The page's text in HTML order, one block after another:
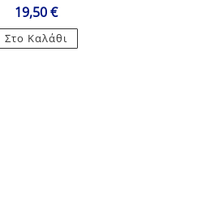
19,50€
Στο Καλάθι